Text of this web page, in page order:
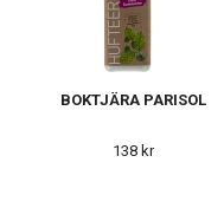
BOKTJÄRA PARISOL
138 kr